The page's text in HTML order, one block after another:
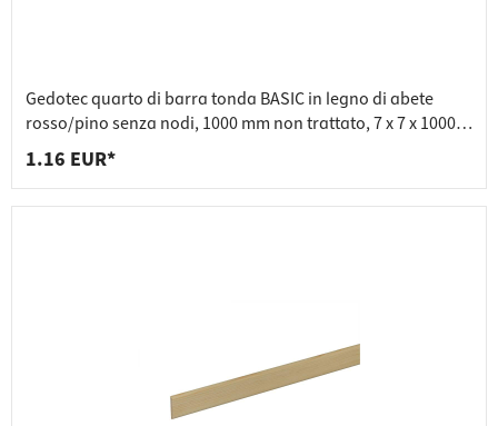
Gedotec quarto di barra tonda BASIC in legno di abete
rosso/pino senza nodi, 1000 mm non trattato, 7 x 7 x 1000
mm
1.16 EUR*